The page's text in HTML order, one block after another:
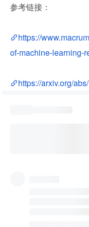
参考链接：
https://
of-machine-learning-
https://arxiv.org/